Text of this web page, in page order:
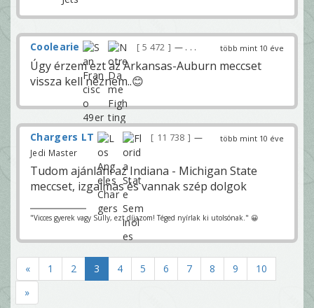
több mint 10 éve
Coolearie 5 472 — . . .
Úgy érzem ezt az Arkansas-Auburn meccset
vissza kell néznem..😊
több mint 10 éve
Chargers LT 11 738
—
Jedi Master
Tudom ajánlani az Indiana - Michigan State
meccset, izgalmas és vannak szép dolgok
"Vicces gyerek vagy Sully, ezt díjazom! Téged nyírlak ki utolsónak." 😀
« 1 2 3 4 5 6 7 8 9
10
»